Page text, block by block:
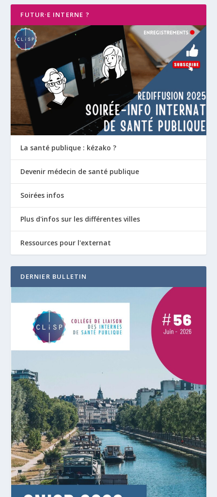
FUTUR·E INTERNE ?
La santé publique : kézako ?
Devenir médecin de santé publique
Soirées infos
Plus d'infos sur les différentes villes
Ressources pour l'externat
DERNIER BULLETIN